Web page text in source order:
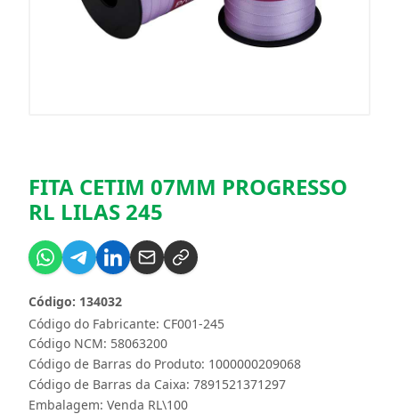
FITA CETIM 07MM PROGRESSO
RL LILAS 245
Código do Fabricante: CF001-245
Código: 134032
Código NCM: 58063200
Código de Barras do Produto: 1000000209068
Código de Barras da Caixa: 7891521371297
Embalagem: Venda RL\100